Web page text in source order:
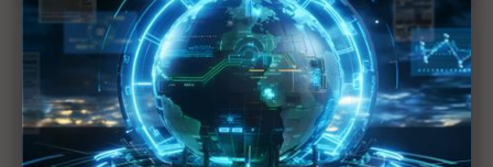
近７天熱門報導
MLCC訂單過熱、出貨比創高 村田示警全球AI基
建熱潮將趨緩